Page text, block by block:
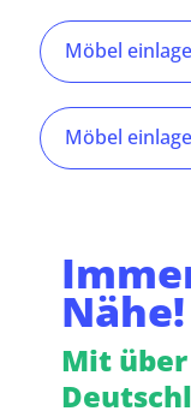
Möbel
Möbel
Nähe!
Mit